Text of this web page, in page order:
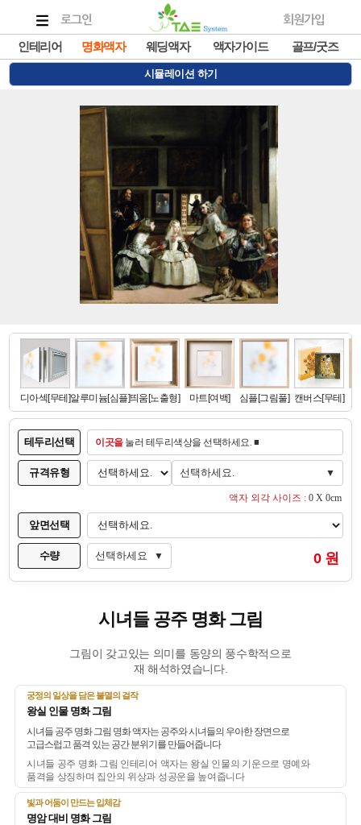
로그인 회원가입
인테리어 명화액자 웨딩액자 액자가이드 골프/굿즈
시뮬레이션 하기
테두리선택 이곳을눌러 테두리색상을 선택하세요. ■
규격유형 선택하세요. ▼
액자 외각 사이즈 : 0 X 0cm
앞면선택
수량 선택하세요 ▼ 0 원
시녀들 공주 명화 그림
그림이 갖고있는 의미를 동양의 풍수학적으로
재 해석하였습니다.
궁정의 일상을 담은 불멸의 걸작
왕실 인물 명화 그림
시녀들 공주 명화 그림 명화 액자는 공주와 시녀들의 우아한 장면으로
고급스럽고 품격 있는 공간 분위기를 만들어줍니다
시녀들 공주 명화 그림 인테리어 액자는 왕실 인물의 기운으로 명예와
품격을 상징하며 집안의 위상과 성공운을 높여줍니다
빛과 어둠이 만드는 입체감
명암 대비 명화 그림